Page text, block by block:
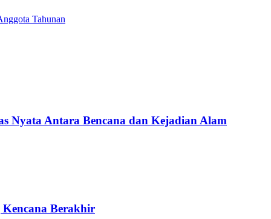
Tahunan
Nyata Antara Bencana dan Kejadian Alam
Berakhir